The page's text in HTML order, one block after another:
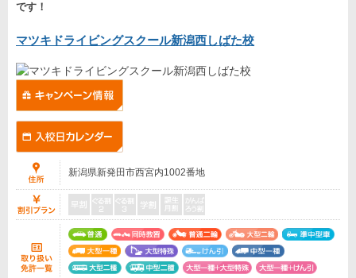
です！
マツキドライビングスクール新潟西しばた校
新潟県新発田市西宮内1002番地